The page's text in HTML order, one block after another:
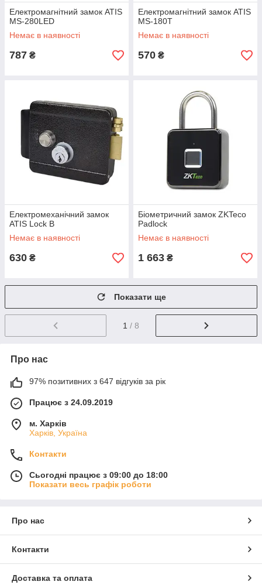
Електромагнітний замок ATIS
MS-280LED
Немає в наявності
787 ₴
Електромагнітний замок ATIS
MS-180T
Немає в наявності
570 ₴
Електромеханічний замок
ATIS Lock B
Немає в наявності
630 ₴
Біометричний замок ZKTeco
Padlock
Немає в наявності
1 663 ₴
Показати ще
1 / 8
Про нас
97% позитивних з 647 відгуків за рік
Працює з 24.09.2019
м. Харків
Харків, Україна
Контакти
Сьогодні працює з 09:00 до 18:00
Показати весь графік роботи
Про нас
Контакти
Доставка та оплата